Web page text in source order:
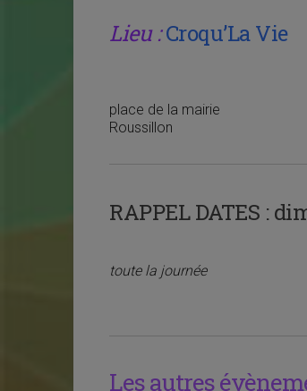
Lieu :Croqu’La Vie
place de la mairie
Roussillon
RAPPEL DATES :
toute la journée
Les autres